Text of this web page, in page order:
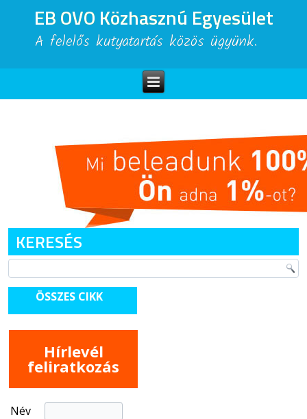
EB OVO Közhasznú Egyesület
A felelős kutyatartás közös ügyünk.
KERESÉS
ÖSSZES CIKK
Hírlevél
feliratkozás
Név